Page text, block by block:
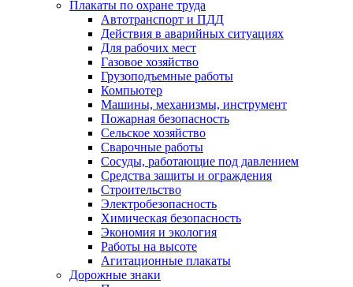
Плакаты по охране труда
Автотранспорт и ПДД
Действия в аварийных ситуациях
Для рабочих мест
Газовое хозяйство
Грузоподъемные работы
Компьютер
Машины, механизмы, инструмент
Пожарная безопасность
Сельское хозяйство
Сварочные работы
Сосуды, работающие под давлением
Средства защиты и ограждения
Строительство
Электробезопасность
Химическая безопасность
Экономия и экология
Работы на высоте
Агитационные плакаты
Дорожные знаки